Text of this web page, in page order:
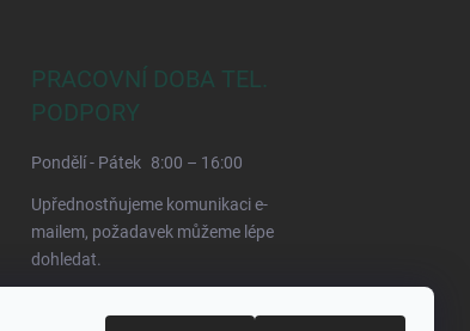
PRACOVNÍ DOBA TEL.
PODPORY
Pondělí - Pátek 8:00 – 16:00
Upřednostňujeme komunikaci e-
mailem, požadavek můžeme lépe
dohledat.